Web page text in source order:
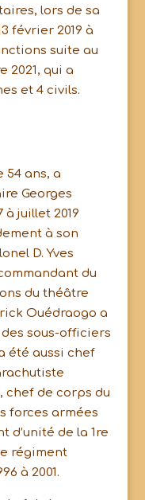
lors de sa
février 2019 à
suite au
2021, qui a
et 4 civils.
54 ans, a
Georges
à juillet 2019
à son
D. Yves
du
du théâtre
Ouédraogo a
sous-officiers
été aussi chef
chef de corps du
forces armées
d’unité de la 1re
régiment
à 2001.